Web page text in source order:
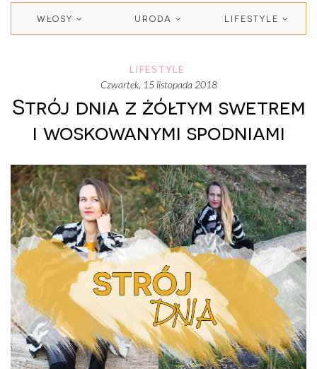
WŁOSY URODA LIFESTYLE
LIFESTYLE
czwartek, 15 listopada 2018
Strój dnia z żółtym swetrem
i woskowanymi spodniami